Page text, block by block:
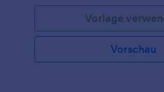
Vorlage
Vorschau